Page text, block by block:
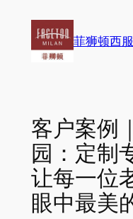
菲狮顿西
客户案例
园：定制
让每一位
眼中最美